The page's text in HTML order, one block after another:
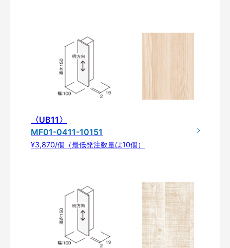
〈UB11〉
MF01-0411-10151
¥3,870/個（最低発注数量は10個）